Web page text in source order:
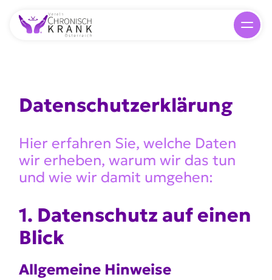
Daten­schutz­er­klärung
Hier erfahren Sie, welche Daten
wir erheben, warum wir das tun
und wie wir damit umgehen:
1. Daten­schutz auf einen
Blick
Allge­meine Hinweise